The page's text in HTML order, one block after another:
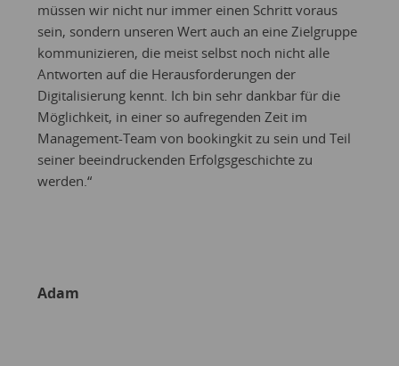
müssen wir nicht nur immer einen Schritt voraus
sein, sondern unseren Wert auch an eine Zielgruppe
kommunizieren, die meist selbst noch nicht alle
Antworten auf die Herausforderungen der
Digitalisierung kennt. Ich bin sehr dankbar für die
Möglichkeit, in einer so aufregenden Zeit im
Management-Team von bookingkit zu sein und Teil
seiner beeindruckenden Erfolgsgeschichte zu
werden.“
Adam